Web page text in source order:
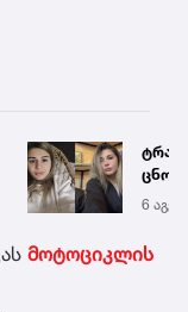
6 აგვ
მოტოციკლის